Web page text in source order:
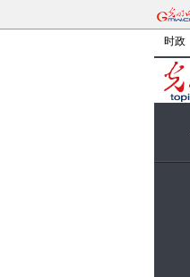
时政